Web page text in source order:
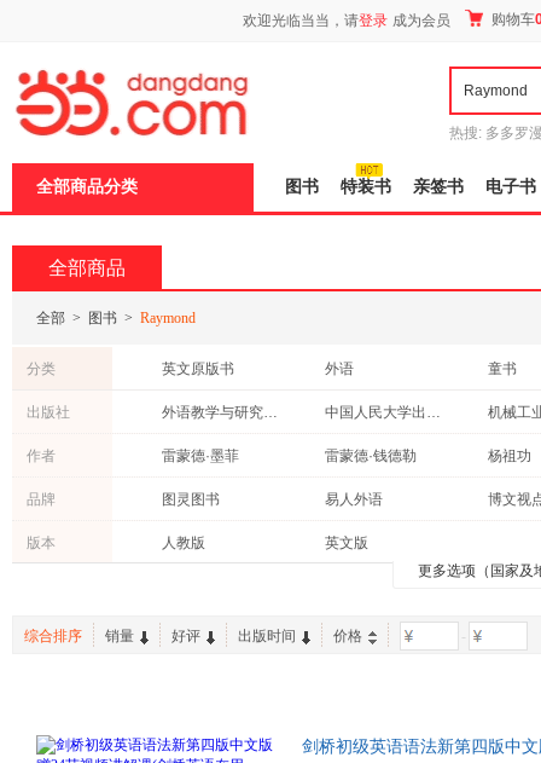
欢迎光临当当，请登录 成为会员 购物车
热搜: 多多罗
全部商品分类 图书 特装书 亲签书 电子书
全部商品
全部 > 图书 > Raymond
分类 英文原版书 外语
童书
社会科学
自然科学
医学
青春文学
考试
旅游/地
保健/养生
艺术
日文原
出版社 外语教学与研究出版社 中国人民大学出版社
机械工
电子工业出版社
中国旅游出版社
上海译
江苏文艺出版社
北京大
国防科技大学出版社
重庆大
中国水利水电出版社
中国宇航出版社
中信出
作者 雷蒙德·墨菲 雷蒙德·钱德勒
杨祖功
海鹰
何源
蔡晓骏
后浪
hans
品牌 图灵图书 易人外语
博文视
中考45套题
版本 人教版
英文版
更多选项（国家及
综合排序 销量 好评 出版时间 价格 -
剑桥初级英语语法新第四版中
页
加